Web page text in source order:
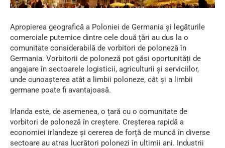
Apropierea geografică a Poloniei de Germania și legăturile
comerciale puternice dintre cele două țări au dus la o
comunitate considerabilă de vorbitori de poloneză în
Germania. Vorbitorii de poloneză pot găsi oportunități de
angajare în sectoarele logisticii, agriculturii și serviciilor,
unde cunoașterea atât a limbii poloneze, cât și a limbii
germane poate fi avantajoasă.
Irlanda este, de asemenea, o țară cu o comunitate de
vorbitori de poloneză în creștere. Creșterea rapidă a
economiei irlandeze și cererea de forță de muncă în diverse
sectoare au atras lucrători polonezi în ultimii ani. Industrii